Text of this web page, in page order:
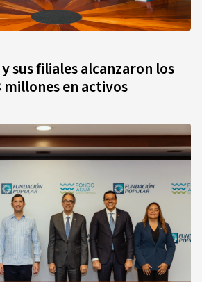
sus filiales alcanzaron los
millones en activos